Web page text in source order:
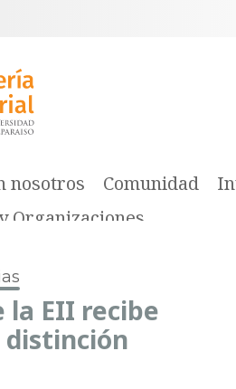
nosotros Comunidad
Organizaciones
la EII recibe